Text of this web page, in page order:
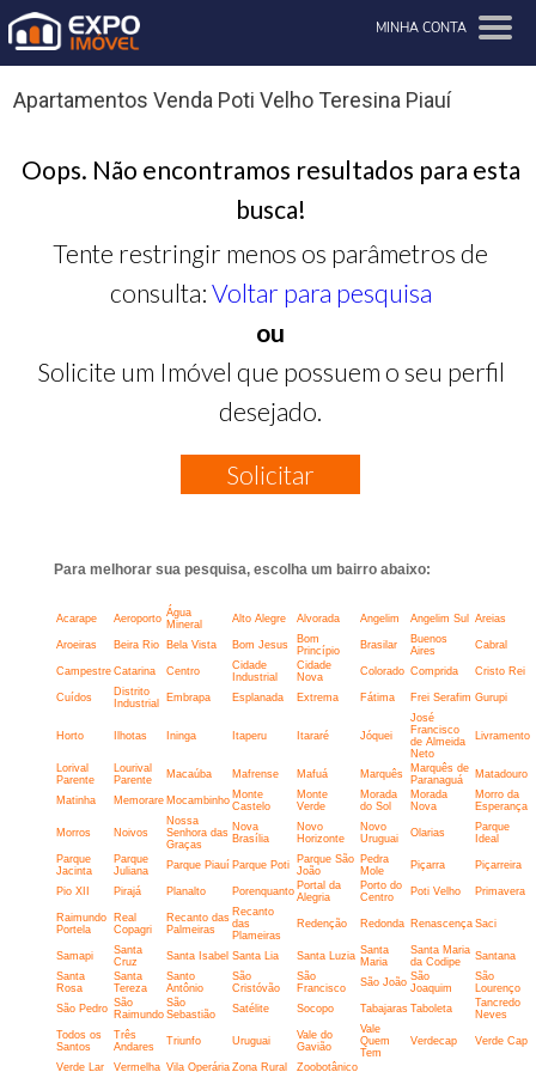
MINHA CONTA
Apartamentos Venda Poti Velho Teresina Piauí
Oops. Não encontramos resultados para esta
busca!
Tente restringir menos os parâmetros de
consulta: Voltar para pesquisa
ou
Solicite um Imóvel que possuem o seu perfil
desejado.
Solicitar
Para melhorar sua pesquisa, escolha um bairro abaixo:
Acarape Aeroporto Água
Mineral
Alto Alegre Alvorada Angelim Angelim Sul Areias
Aroeiras Beira Rio Bela Vista Bom Jesus
Bom
Princípio
Brasilar
Buenos
Aires
Cabral
Campestre Catarina Centro
Cidade
Industrial
Cidade
Nova
Colorado Comprida Cristo Rei
Cuídos
Distrito
Industrial
Embrapa Esplanada Extrema Fátima Frei Serafim Gurupi
Horto Ilhotas Ininga Itaperu Itararé Jóquei
José
Francisco
de Almeida
Neto
Livramento
Lorival
Parente
Lourival
Parente
Macaúba Mafrense Mafuá Marquês
Marquês de
Paranaguá
Matadouro
Matinha Memorare Mocambinho Monte
Castelo
Monte
Verde
Morada
do Sol
Morada
Nova
Morro da
Esperança
Morros Noivos
Nossa
Senhora das
Graças
Nova
Brasília
Novo
Horizonte
Novo
Uruguai
Olarias
Parque
Ideal
Parque
Jacinta
Parque
Juliana
Parque Piauí Parque Poti
Parque São
João
Pedra
Mole
Piçarra Piçarreira
Pio XII Pirajá Planalto Porenquanto Portal da
Alegria
Porto do
Centro
Poti Velho Primavera
Raimundo
Portela
Real
Copagri
Recanto das
Palmeiras
Recanto
das
Plameiras
Redenção Redonda Renascença Saci
Samapi
Santa
Cruz
Santa Isabel Santa Lia Santa Luzia Santa
Maria
Santa Maria
da Codipe
Santana
Santa
Rosa
Santa
Tereza
Santo
Antônio
São
Cristóvão
São
Francisco
São João São
Joaquim
São
Lourenço
São Pedro São
Raimundo
São
Sebastião
Satélite Socopo Tabajaras Taboleta
Tancredo
Neves
Todos os
Santos
Três
Andares
Triunfo Uruguai
Vale do
Gavião
Vale
Quem
Tem
Verdecap Verde Cap
Verde Lar Vermelha Vila Operária Zona Rural Zoobotânico